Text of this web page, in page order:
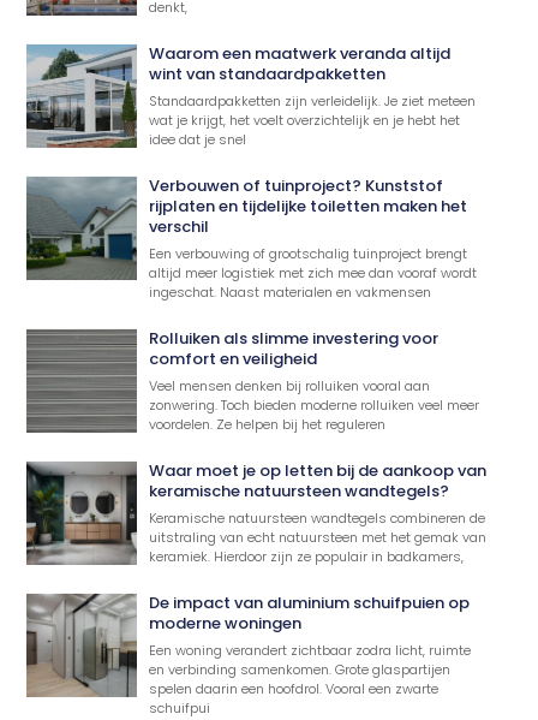
denkt,
Waarom een maatwerk veranda altijd
wint van standaardpakketten
Standaardpakketten zijn verleidelijk. Je ziet meteen
wat je krijgt, het voelt overzichtelijk en je hebt het
idee dat je snel
Verbouwen of tuinproject? Kunststof
rijplaten en tijdelijke toiletten maken het
verschil
Een verbouwing of grootschalig tuinproject brengt
altijd meer logistiek met zich mee dan vooraf wordt
ingeschat. Naast materialen en vakmensen
Rolluiken als slimme investering voor
comfort en veiligheid
Veel mensen denken bij rolluiken vooral aan
zonwering. Toch bieden moderne rolluiken veel meer
voordelen. Ze helpen bij het reguleren
Waar moet je op letten bij de aankoop van
keramische natuursteen wandtegels?
Keramische natuursteen wandtegels combineren de
uitstraling van echt natuursteen met het gemak van
keramiek. Hierdoor zijn ze populair in badkamers,
De impact van aluminium schuifpuien op
moderne woningen
Een woning verandert zichtbaar zodra licht, ruimte
en verbinding samenkomen. Grote glaspartijen
spelen daarin een hoofdrol. Vooral een zwarte
schuifpui